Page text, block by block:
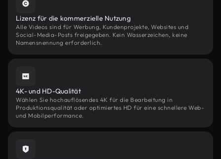
Lizenz für die kommerzielle Nutzung
Alle Videos sind für Werbung, Kundenprojekte, Websites und
Social-Media-Posts freigegeben. Kein Wasserzeichen, keine
Namensnennung erforderlich.
4K- und HD-Qualität
Wählen Sie hochauflösendes 4K für die Bearbeitung in
Produktionsqualität oder optimiertes HD für eine schnellere Web-
und Mobilperformance.